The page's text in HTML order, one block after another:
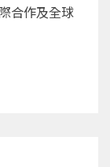
合作及全球